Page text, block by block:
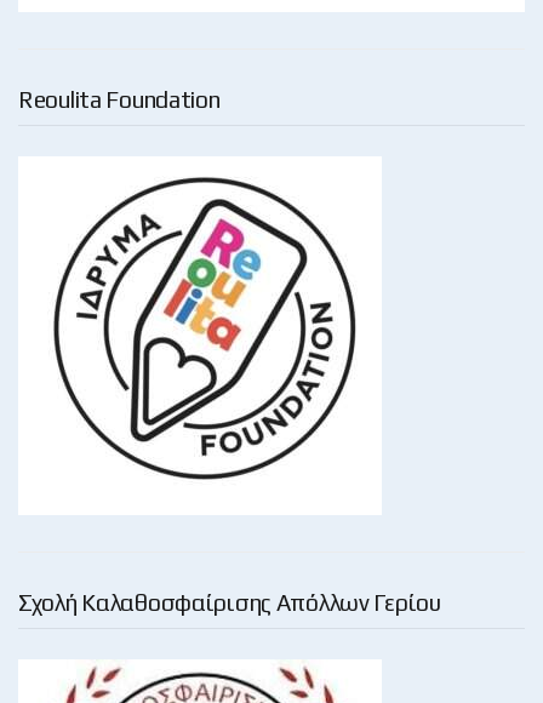
Reoulita Foundation
Σχολή Καλαθοσφαίρισης Απόλλων Γερίου